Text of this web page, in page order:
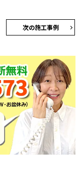
次の施工事例